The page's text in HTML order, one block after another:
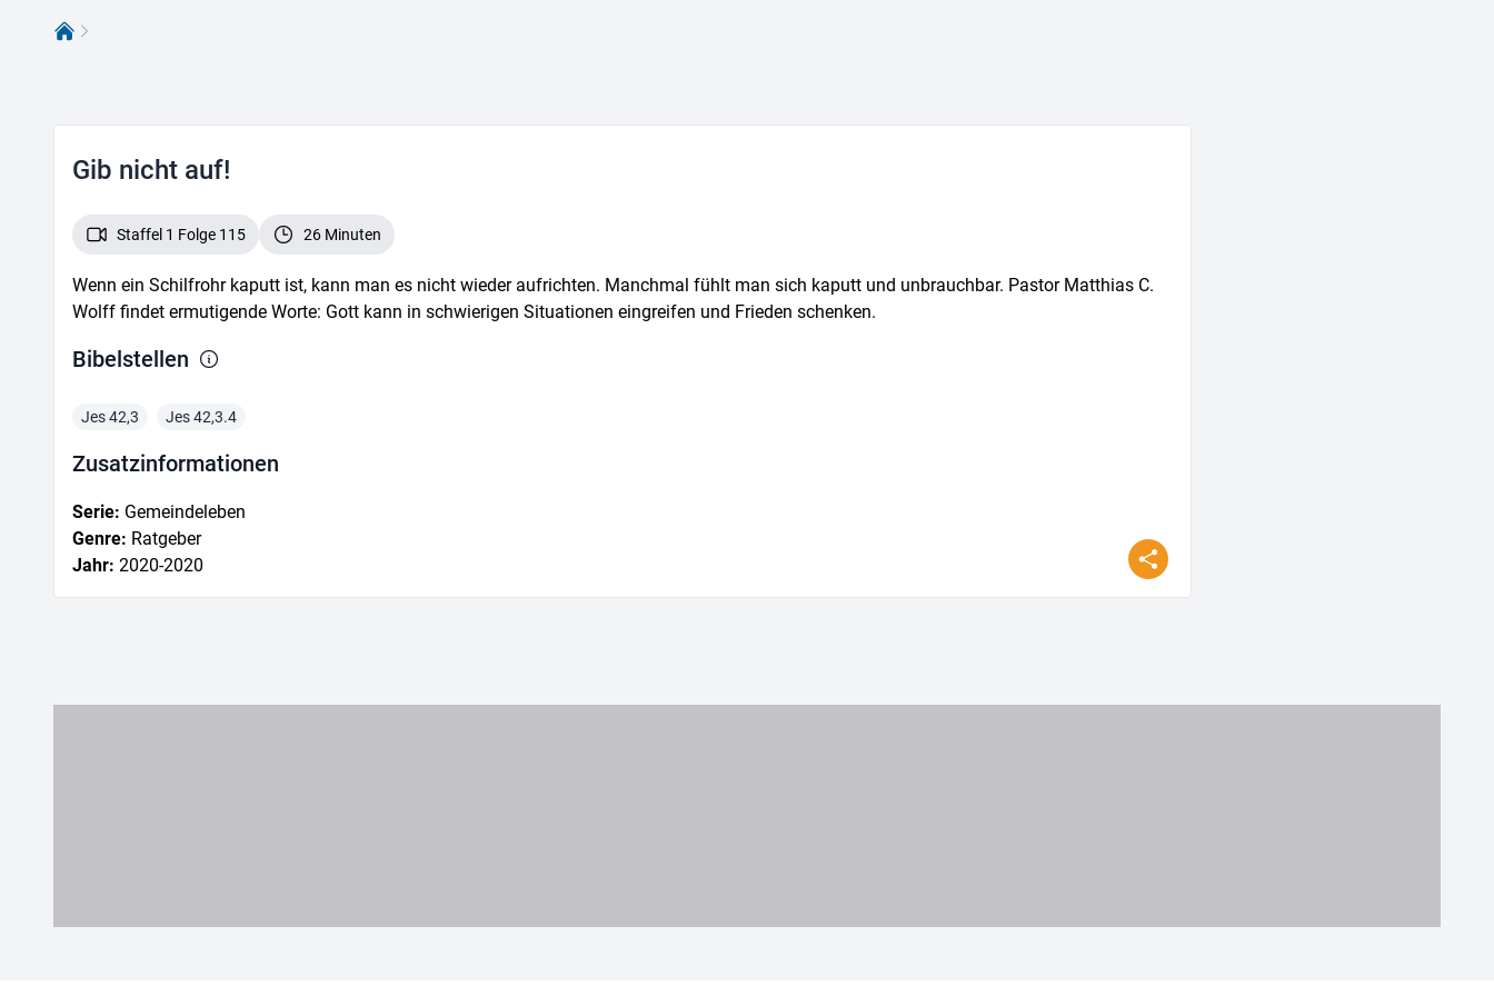
Bibel Tv
Gib nicht auf!
Staffel 1 Folge 115 26 Minuten
Wenn ein Schilfrohr kaputt ist, kann man es nicht wieder aufrichten. Manchmal fühlt man sich kaputt und unbrauchbar. Pastor Matthias C.
Wolff findet ermutigende Worte: Gott kann in schwierigen Situationen eingreifen und Frieden schenken.
Bibelstellen
Jes 42,3 Jes 42,3.4
Zusatz­informationen
Serie: Gemeindeleben
Genre: Ratgeber
Jahr: 2020-2020